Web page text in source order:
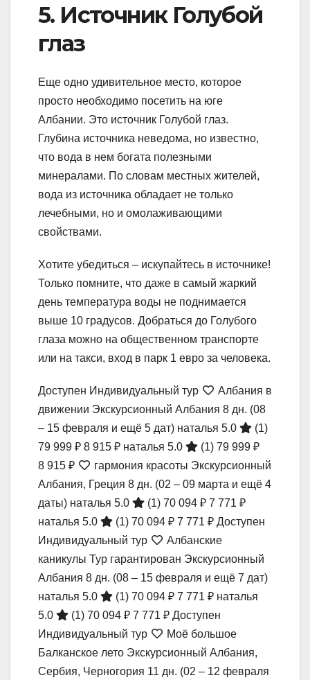
5. Источник Голубой
глаз
Еще одно удивительное место, которое
просто необходимо посетить на юге
Албании. Это источник Голубой глаз.
Глубина источника неведома, но известно,
что вода в нем богата полезными
минералами. По словам местных жителей,
вода из источника обладает не только
лечебными, но и омолаживающими
свойствами.
Хотите убедиться – искупайтесь в источнике!
Только помните, что даже в самый жаркий
день температура воды не поднимается
выше 10 градусов. Добраться до Голубого
глаза можно на общественном транспорте
или на такси, вход в парк 1 евро за человека.
Доступен Индивидуальный тур
Албания в
движении Экскурсионный Албания 8 дн. (08
– 15 февраля и ещё 5 дат) наталья 5.0
(1)
79 999 ₽ 8 915 ₽ наталья 5.0 (1) 79 999 ₽
8 915 ₽
гармония красоты Экскурсионный
Албания, Греция 8 дн. (02 – 09 марта и ещё 4
даты) наталья 5.0 (1) 70 094 ₽ 7 771 ₽
наталья 5.0
(1) 70 094 ₽ 7 771 ₽ Доступен
Индивидуальный тур
Албанские
каникулы Тур гарантирован Экскурсионный
Албания 8 дн. (08 – 15 февраля и ещё 7 дат)
наталья 5.0
(1) 70 094 ₽ 7 771 ₽ наталья
5.0
(1) 70 094 ₽ 7 771 ₽ Доступен
Индивидуальный тур
Моё большое
Балканское лето Экскурсионный Албания,
Сербия, Черногория 11 дн. (02 – 12 февраля